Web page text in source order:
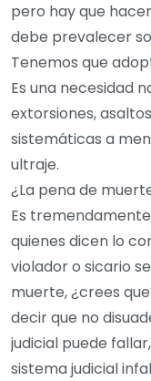
pero hay que
debe prevalecer
Tenemos que
Es una necesidad
extorsiones,
sistemáticas a
ultraje.
¿La pena de
Es
quienes dicen lo
violador o sicario
muerte, ¿crees
decir que no
judicial puede
sistema judicial